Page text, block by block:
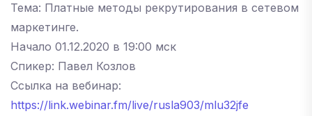
Тема: Платные методы рекрутирования в сетевом
маркетинге.
Начало 01.12.2020 в 19:00 мск
Спикер: Павел Козлов
Ссылка на вебинар:
https://link.webinar.fm/live/rusla903/mlu32jfe